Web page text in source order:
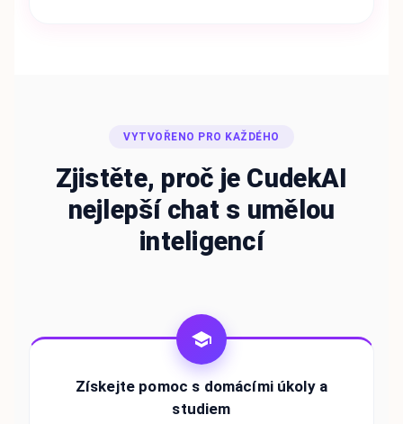
VYTVOŘENO PRO KAŽDÉHO
Zjistěte, proč je CudekAI
nejlepší chat s umělou
inteligencí
Získejte pomoc s domácími úkoly a
studiem